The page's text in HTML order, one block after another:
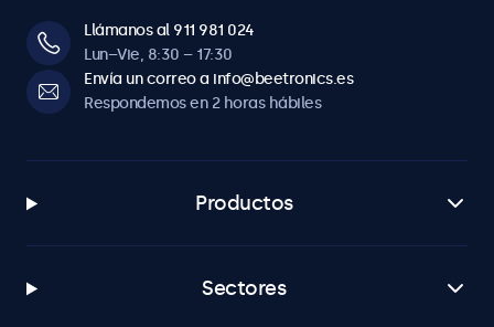
Llámanos al 911 981 024
Lun–Vie, 8:30 – 17:30
Envía un correo a info@beetronics.es
Respondemos en 2 horas hábiles
Productos
Sectores